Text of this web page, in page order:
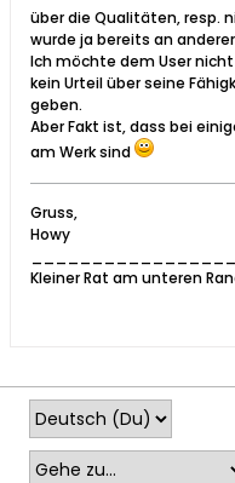
über die Qualitäten, resp.
wurde ja bereits an
Ich möchte dem User
kein Urteil über seine
geben.
Aber Fakt ist, dass bei
am Werk sind
Gruss,
Howy
Kleiner Rat am unteren